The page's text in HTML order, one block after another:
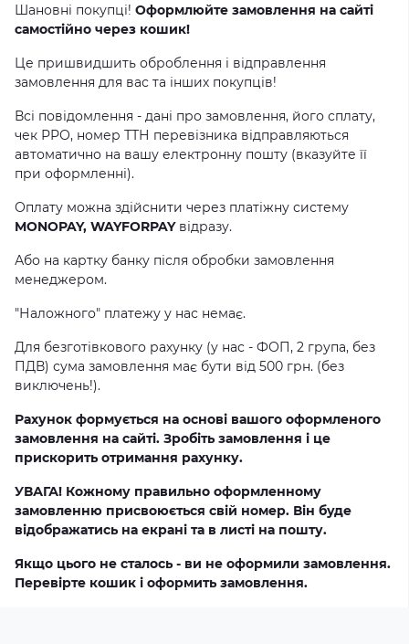
Шановні покупці! Оформлюйте замовлення на сайті
самостійно через кошик!
Це пришвидшить оброблення і відправлення
замовлення для вас та інших покупців!
Всі повідомлення - дані про замовлення, його сплату,
чек РРО, номер ТТН перевізника відправляються
автоматично на вашу електронну пошту (вказуйте її
при оформленні).
Оплату можна здійснити через платіжну систему
MONOPAY, WAYFORPAYвідразу.
Або на картку банку після обробки замовлення
менеджером.
"Наложного" платежу у нас немає.
Для безготівкового рахунку (у нас - ФОП, 2 група, без
ПДВ) сума замовлення має бути від 500 грн. (без
виключень!).
Рахунок формується на основі вашого оформленого
замовлення на сайті. Зробіть замовлення і це
прискорить отримання рахунку.
УВАГА! Кожному правильно оформленному
замовленню присвоюється свій номер. Він буде
відображатись на екрані та в листі на пошту.
Якщо цього не сталось - ви не оформили замовлення.
Перевірте кошик і оформить замовлення.